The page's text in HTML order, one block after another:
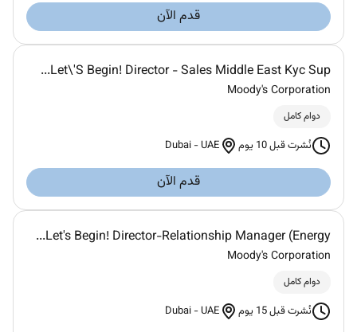
قدم الآن
Let\'S Begin! Director - Sales Middle East Kyc Sup...
Moody's Corporation
دوام كامل
نُشرت قبل 10 يوم Dubai -UAE
قدم الآن
Let's Begin! Director-Relationship Manager (Energy...
Moody's Corporation
دوام كامل
نُشرت قبل 15 يوم Dubai -UAE